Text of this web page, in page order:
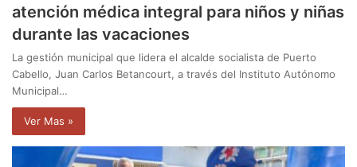
atención médica integral para niños y niñas
durante las vacaciones
La gestión municipal que lidera el alcalde socialista de Puerto
Cabello, Juan Carlos Betancourt, a través del Instituto Autónomo
Municipal…
Ver Mas »